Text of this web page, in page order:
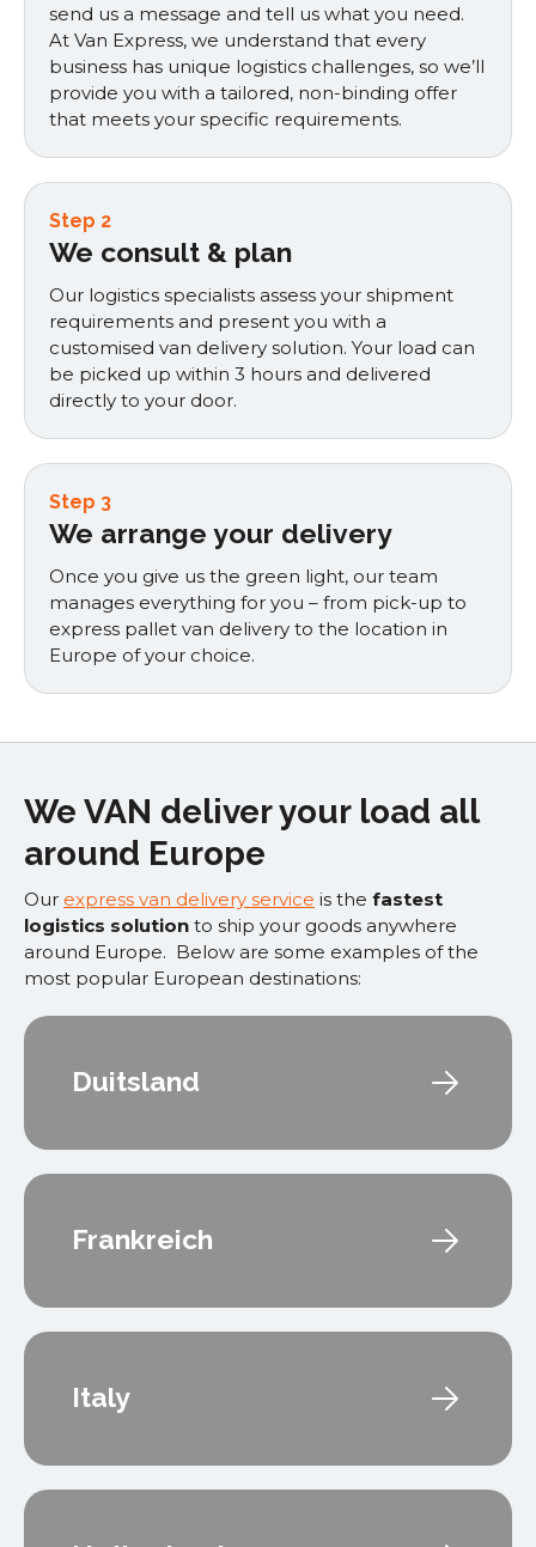
send us a message and tell us what you need.
At Van Express, we understand that every
business has unique logistics challenges, so we’ll
provide you with a tailored, non-binding offer
that meets your specific requirements.
Step 2
We consult & plan
Our logistics specialists assess your shipment
requirements and present you with a
customised van delivery solution. Your load can
be picked up within 3 hours and delivered
directly to your door.
Step 3
We arrange your delivery
Once you give us the green light, our team
manages everything for you – from pick-up to
express pallet van delivery to the location in
Europe of your choice.
We VAN deliver your load all
around Europe
Our express van delivery service is the fastest
logistics solution to ship your goods anywhere
around Europe. Below are some examples of the
most popular European destinations:
Duitsland
Frankreich
Italy